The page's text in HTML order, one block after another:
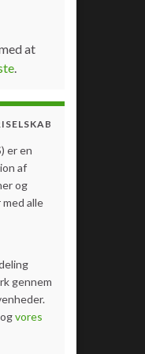
at
.
er en
af
og
alle
gennem
ogvores